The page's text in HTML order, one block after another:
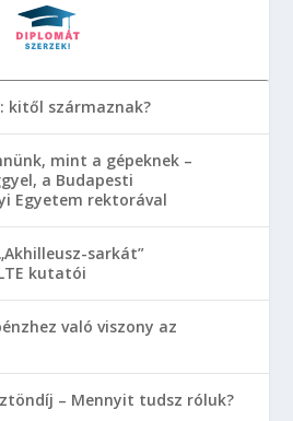
kitől származnak?
mint a gépeknek –
a Budapesti
Egyetem rektorával
sarkát”
kutatói
való viszony az
– Mennyit tudsz róluk?